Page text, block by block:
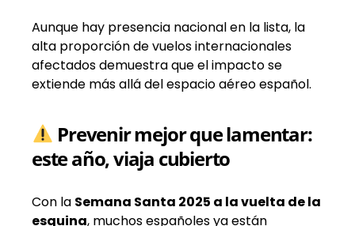
Aunque hay presencia nacional en la lista, la
alta proporción de vuelos internacionales
afectados demuestra que el impacto se
extiende más allá del espacio aéreo español.
Prevenir mejor que lamentar:
este año, viaja cubierto
Con la Semana Santa 2025 a la vuelta de la
esquina, muchos españoles ya están